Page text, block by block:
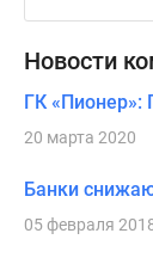
Новости
ГК
20 марта 2020
Банки
05 февраля